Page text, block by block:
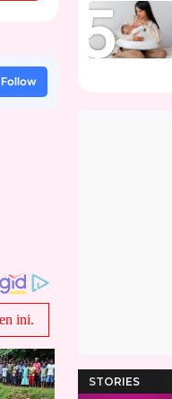
Follow